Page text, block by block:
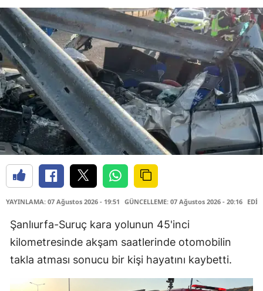
YAYINLAMA: 07 Ağustos 2026 - 19:51 GÜNCELLEME: 07 Ağustos 2026 - 20:16
Şanlıurfa-Suruç kara yolunun 45'inci
kilometresinde akşam saatlerinde otomobilin
takla atması sonucu bir kişi hayatını kaybetti.